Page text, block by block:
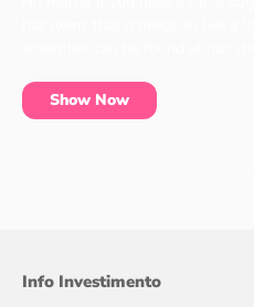
Show Now
Info Investimento